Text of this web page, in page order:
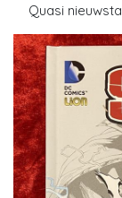
Quasi